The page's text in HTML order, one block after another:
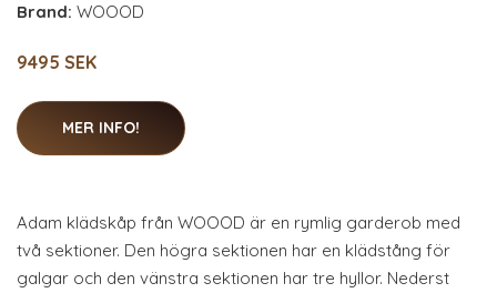
Brand: WOOOD
9495 SEK
MER INFO!
Adam klädskåp från WOOOD är en rymlig garderob med
två sektioner. Den högra sektionen har en klädstång för
galgar och den vänstra sektionen har tre hyllor. Nederst